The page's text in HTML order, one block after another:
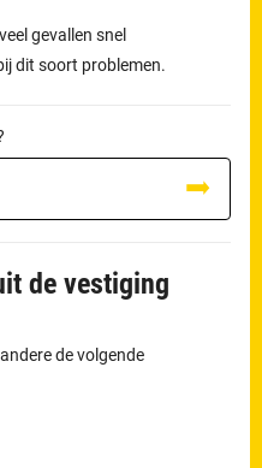
gevallen snel
dit soort problemen.
de vestiging
de volgende